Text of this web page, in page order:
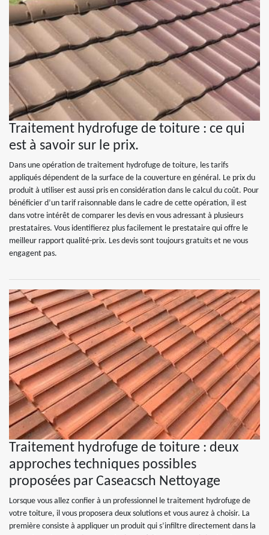
Traitement hydrofuge de toiture : ce qui
est à savoir sur le prix.
Dans une opération de traitement hydrofuge de toiture, les tarifs
appliqués dépendent de la surface de la couverture en général. Le prix du
produit à utiliser est aussi pris en considération dans le calcul du coût. Pour
bénéficier d’un tarif raisonnable dans le cadre de cette opération, il est
dans votre intérêt de comparer les devis en vous adressant à plusieurs
prestataires. Vous identifierez plus facilement le prestataire qui offre le
meilleur rapport qualité-prix. Les devis sont toujours gratuits et ne vous
engagent pas.
Traitement hydrofuge de toiture : deux
approches techniques possibles
proposées par Caseacsch Nettoyage
Lorsque vous allez confier à un professionnel le traitement hydrofuge de
votre toiture, il vous proposera deux solutions et vous aurez à choisir. La
première consiste à appliquer un produit qui s’infiltre directement dans la